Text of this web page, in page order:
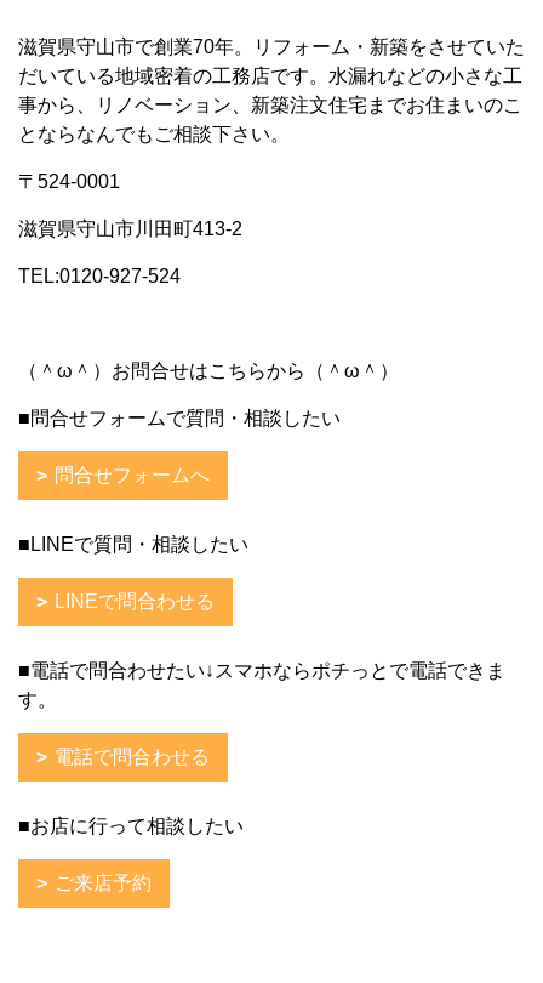
滋賀県守山市で創業70年。リフォーム・新築をさせていた
だいている地域密着の工務店です。水漏れなどの小さな工
事から、リノベーション、新築注文住宅までお住まいのこ
とならなんでもご相談下さい。
〒524-0001
滋賀県守山市川田町413-2
TEL:0120-927-524
（＾ω＾）お問合せはこちらから（＾ω＾）
■問合せフォームで質問・相談したい
問合せフォームへ
■LINEで質問・相談したい
LINEで問合わせる
■電話で問合わせたい↓スマホならポチっとで電話できま
す。
電話で問合わせる
■お店に行って相談したい
ご来店予約